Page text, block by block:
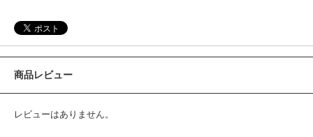
商品レビュー
レビューはありません。